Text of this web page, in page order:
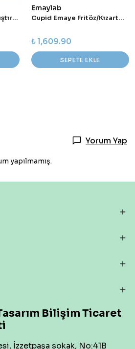
Black Cupid Emaye Karıştırma Kabı
Emaylab
Cupid Emaye Fritöz/Kızartma Tenceresi
₺ 1,609.90
SEPETE EKLE
Yorum Yap
yapılmamış.
Bilişim Ticaret
İzzetpaşa sokak, No:41B